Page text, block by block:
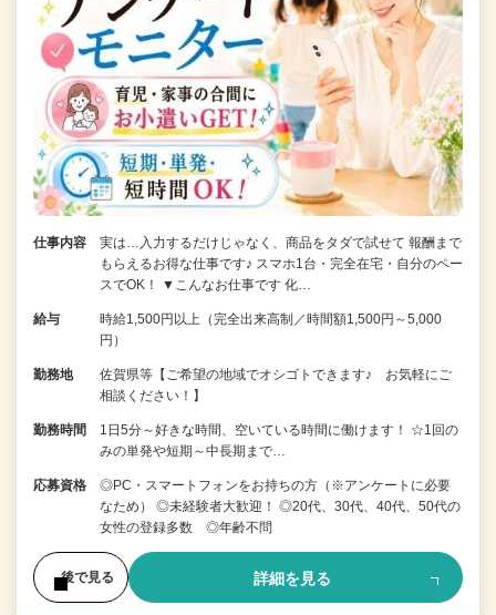
仕事内容
実は…入力するだけじゃなく、商品をタダで試せて 報酬まで
もらえるお得な仕事です♪ スマホ1台・完全在宅・自分のペー
スでOK！ ▼こんなお仕事です 化…
給与
時給1,500円以上（完全出来高制／時間額1,500円～5,000
円）
勤務地
佐賀県等【ご希望の地域でオシゴトできます♪ お気軽にご
相談ください！】
勤務時間
1日5分～好きな時間、空いている時間に働けます！ ☆1回の
みの単発や短期～中長期まで…
応募資格
◎PC・スマートフォンをお持ちの方（※アンケートに必要
なため） ◎未経験者大歓迎！ ◎20代、30代、40代、50代の
女性の登録多数 ◎年齢不問
後で見る 詳細を見る